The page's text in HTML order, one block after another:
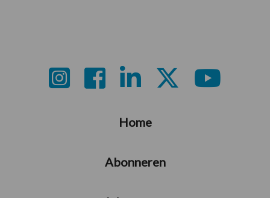
Footer
Home
Abonneren